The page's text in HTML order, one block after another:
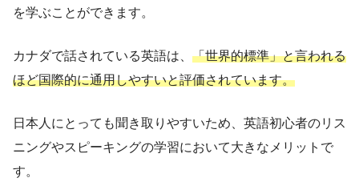
を学ぶことができます。
カナダで話されている英語は、 「世界的標準」と言われる
ほど国際的に通用しやすいと評価されています。
日本人にとっても聞き取りやすいため、英語初心者のリス
ニングやスピーキングの学習において大きなメリットで
す。